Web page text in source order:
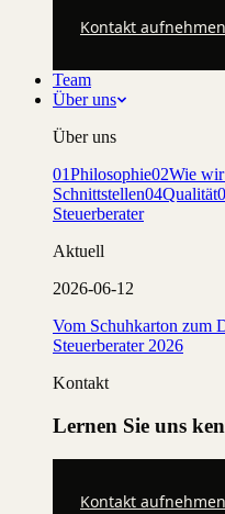
Kontakt aufnehmen
Team
Über uns
Über uns
01Philosophie02Wie
Schnittstellen04Qualität
Steuerberater
Aktuell
2026-06-12
Vom Schuhkarton zum
Steuerberater 2026
Kontakt
Lernen Sie uns
Kontakt aufnehmen